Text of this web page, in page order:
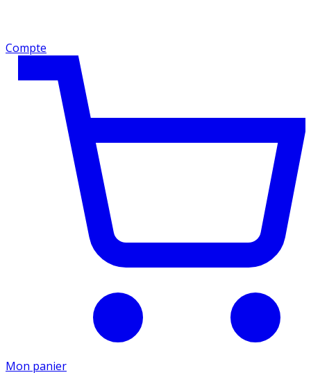
Compte
Mon panier